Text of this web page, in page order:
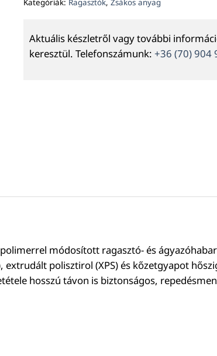
Kategóriák: Ragasztók, Zsákos anyag
Aktuális készletről vagy további
keresztül. Telefonszámunk: +36 (70) 904
módosított ragasztó- és
polisztirol (XPS) és kőzetgyapot
hosszú távon is biztonságos,